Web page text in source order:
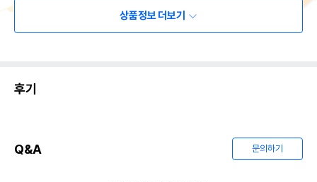
상품정보 더보기
후기
Q&A 문의하기